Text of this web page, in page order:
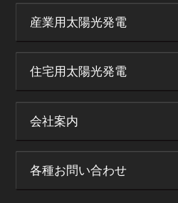
産業用太陽光発電
住宅用太陽光発電
会社案内
各種お問い合わせ